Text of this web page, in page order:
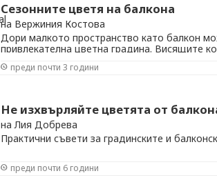
Сезонните цветя на балкона
на Вержиния Костова
Дори малкото пространство като балкон
привлекателна цветна градина. Висящите
увивните и катерливи сезонни могат да
преди почти 3 години
Не изхвърляйте цветята от
на Лия Добрева
Практични съвети за градинските и
преди почти 6 години